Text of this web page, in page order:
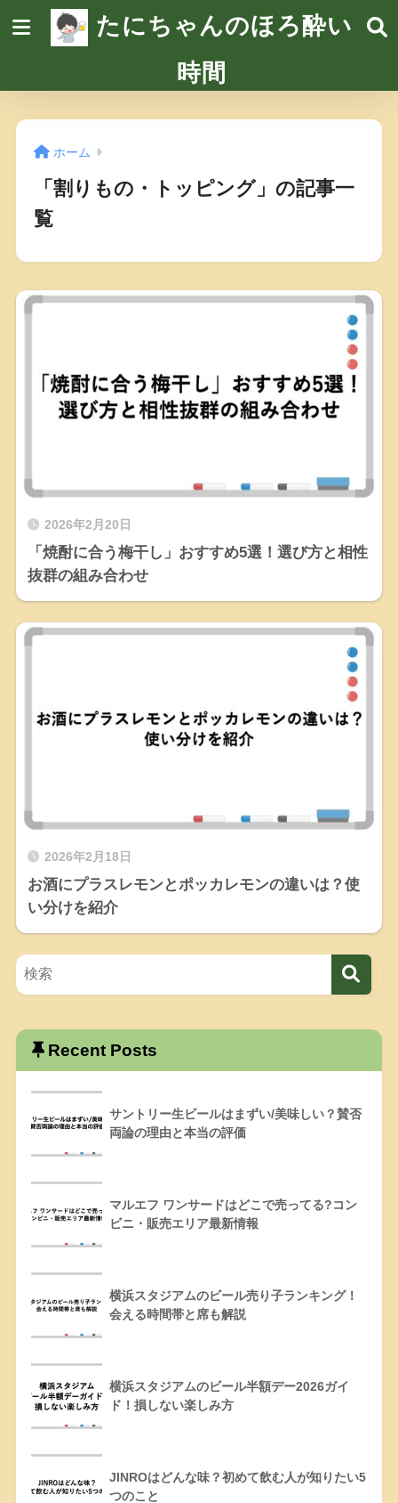
たにちゃんのほろ酔い
時間
ホーム
「割りもの・トッピング」の記事一
覧
2026年2月20日
「焼酎に合う梅干し」おすすめ5選！選び方と相性
抜群の組み合わせ
2026年2月18日
お酒にプラスレモンとポッカレモンの違いは？使
い分けを紹介
Recent Posts
サントリー生ビールはまずい/美味しい？賛否
両論の理由と本当の評価
マルエフ ワンサードはどこで売ってる?コン
ビニ・販売エリア最新情報
横浜スタジアムのビール売り子ランキング！
会える時間帯と席も解説
横浜スタジアムのビール半額デー2026ガイ
ド！損しない楽しみ方
JINROはどんな味？初めて飲む人が知りたい5
つのこと